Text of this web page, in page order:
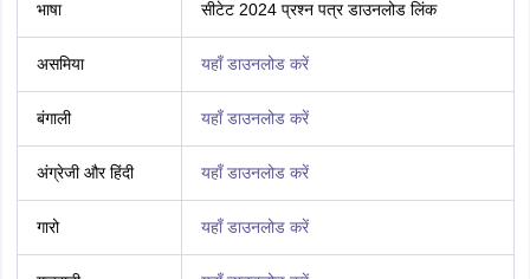
भाषा सीटेट 2024 प्रश्न पत्र डाउनलोड लिंक
असमिया यहाँ डाउनलोड करें
बंगाली यहाँ डाउनलोड करें
अंग्रेजी और हिंदी यहाँ डाउनलोड करें
गारो यहाँ डाउनलोड करें